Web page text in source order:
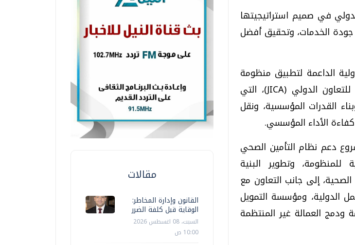
في صميم استراتيجيتها
الخدمات، وتحقيق أفضل
الداعمة لتطبيق منظومة
التأمين الصحي الشامل، من أبرزها التعاون مع الوكالة اليابانية للتعاون الدولي (JICA)، التي
القدرات المؤسسية، ونقل
كفاءة الأداء المؤسسي.
دعم نظام التأمين الصحي
وتطوير البنية
إلى جانب التعاون مع
الدولية، ومؤسسة التمويل
ودمج العمالة غير المنتظمة
مقالات
القانون وإدارة المخاطر:
الوقاية قبل كلفة الضرر
السبت، 08 اغسطس 2026
10:00 ص